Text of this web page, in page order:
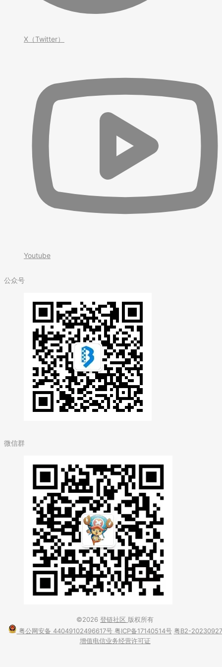
X（Twitter）
Youtube
公众号
微信群
©2026 登链社区 版权所有
粤公网安备 44049102496617号 粤ICP备17140514号 粤B2-20230927
增值电信业务经营许可证